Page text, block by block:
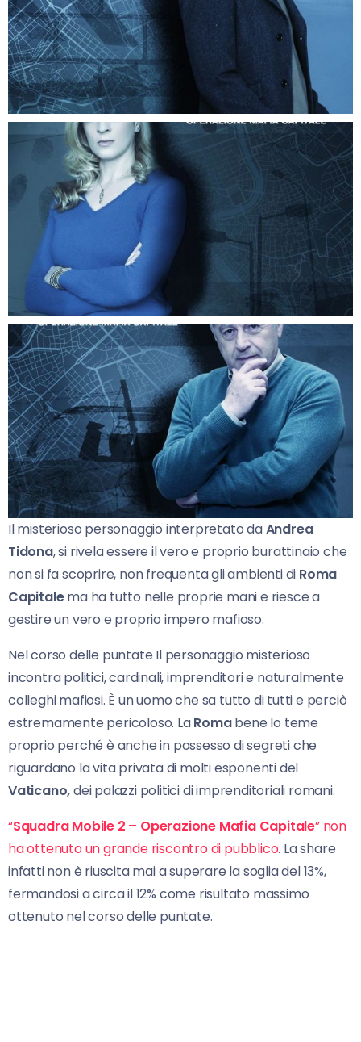
Il misterioso personaggio interpretato daAndrea
Tidona, si rivela essere il vero e proprio burattinaio che
non si fa scoprire, non frequenta gli ambienti di Roma
Capitalema ha tutto nelle proprie mani e riesce a
gestire un vero e proprio impero mafioso.
Nel corso delle puntate Il personaggio misterioso
incontra politici, cardinali, imprenditori e naturalmente
colleghi mafiosi. È un uomo che sa tutto di tutti e perciò
estremamente pericoloso. LaRomabene lo teme
proprio perché è anche in possesso di segreti che
riguardano la vita privata di molti esponenti del
Vaticano,dei palazzi politici di imprenditoriali romani.
“Squadra Mobile 2 – Operazione Mafia Capitale” non
ha ottenuto un grande riscontro di pubblico. La share
infatti non è riuscita mai a superare la soglia del 13%,
fermandosi a circa il 12% come risultato massimo
ottenuto nel corso delle puntate.